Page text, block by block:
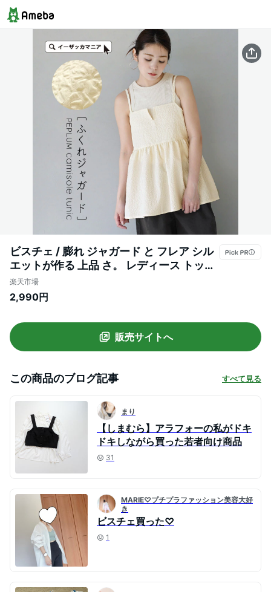
ビスチェ / 膨れ ジャガード と フレア シル
エットが作る 上品 さ。 レディース トップ
ス プルオーバー キャミソール 袖なし ベス
ト ロング丈 薄手 レイヤード 重ね着 大きい
22】◆膨れジャガード ぺプラムキャミソ
ールチュニック
楽天市場
2,990円
販売サイトへ
この商品のブログ記事 すべて見る
まり
【しまむら】アラフォーの私がドキ
ドキしながら買った若者向け商品
31
MARIE♡プチプラファッション美容大好
き
ビスチェ買った♡
1